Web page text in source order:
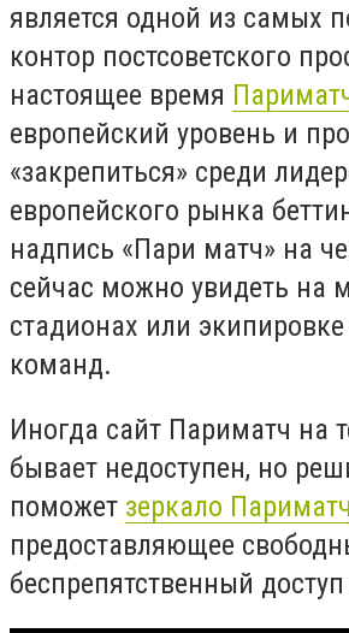
является одной из самых
контор постсоветского
настоящее время
европейский уровень и
«закрепиться» среди
европейского рынка
надпись «Пари матч» на
сейчас можно увидеть на
стадионах или
команд.
Иногда сайт Париматч на
бывает недоступен, но
поможет зеркало Париматч
предоставляющее
беспрепятственный доступ